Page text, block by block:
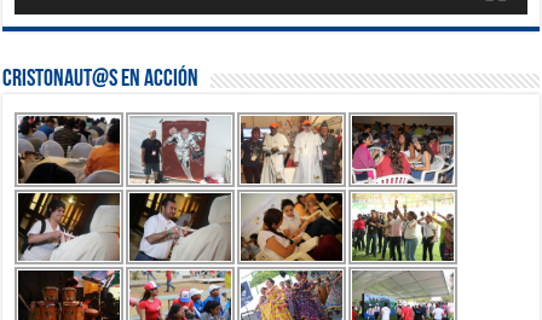
Cristonaut@s en Acción